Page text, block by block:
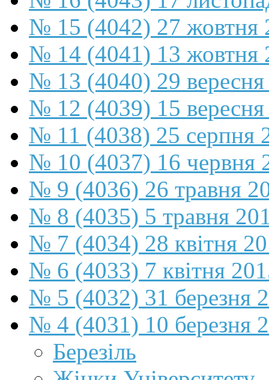
№ 15 (4042) 27 жовтня
№ 14 (4041) 13 жовтня
№ 13 (4040) 29
№ 12 (4039) 15
№ 11 (4038) 25 серпня
№ 10 (4037) 16 червня
№ 9 (4036) 26 травня
№ 8 (4035) 5 травня
№ 7 (4034) 28 квітня
№ 6 (4033) 7 квітня
№ 5 (4032) 31 березня
№ 4 (4031) 10 березня
Березіль